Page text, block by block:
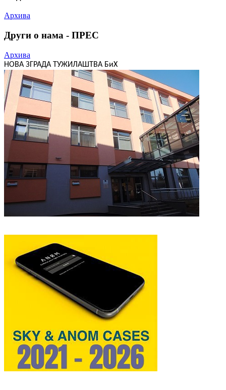
Архива
Други о нама - ПРЕС
Архива
НОВА ЗГРАДА ТУЖИЛАШТВА БиХ